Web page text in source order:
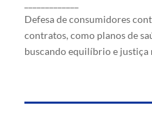
Defesa de consumidores
contratos, como planos de
buscando equilíbrio e justiça
em contratos, como
essenciais, buscando